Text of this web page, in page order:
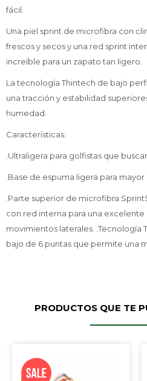
fácil.
Una piel sprint de microfibra con
frescos y secos y una red sprint
increíble para un zapato tan ligero.
La tecnología Thintech de bajo
una tracción y estabilidad
humedad.
Características:
.Ultraligera para golfistas que
.Base de espuma ligera para
.Parte superior de microfibra
con red interna para una
movimientos laterales. .Tecnología
bajo de 6 puntas que permite una
PRODUCTOS QUE TE